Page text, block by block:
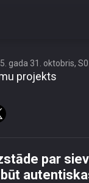
izstāde par
gada 31. oktobris,
projekts
par